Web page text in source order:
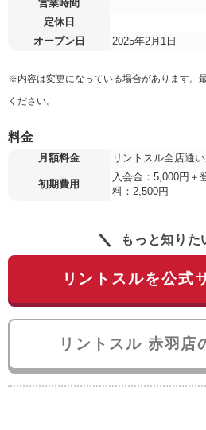
営業時間
定休日
オープン日
2025年2月1日
※内容は変更になっている場合があります。
ください。
料金
月額料金 リントスル全店通
初期費用
入会金：5,000円＋
料：2,500円
もっと知りた
リントスルを公式
リントスル 赤羽店